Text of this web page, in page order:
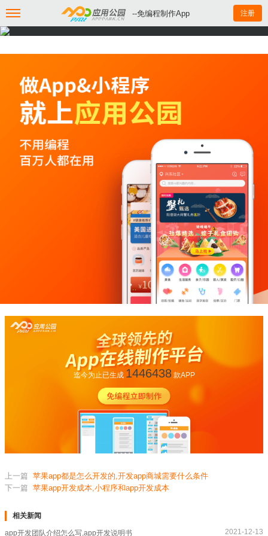
--免编程制作App 注册
迄今为止已生成 1446438款APP
上一篇 苹果app都是怎么开发的,开发app商城需要什么条件
下一篇 苹果app开发成本,小程序和app开发成本
相关新闻
app开发团队介绍怎么写,app开发说明书 2021-12-13